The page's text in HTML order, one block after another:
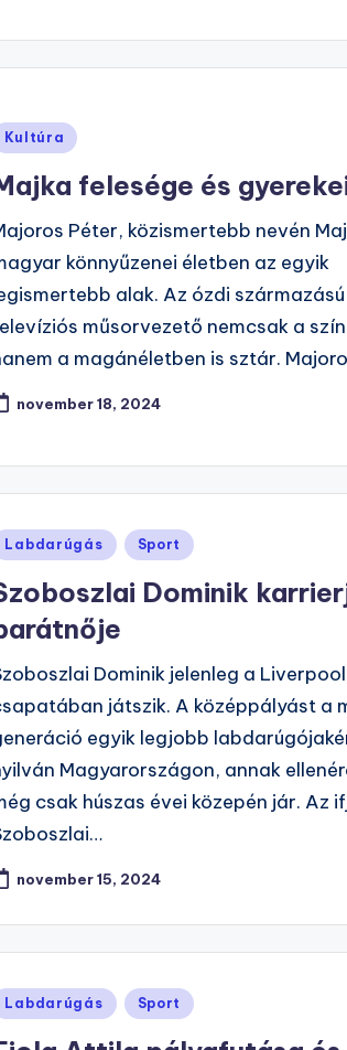
Kultúra
felesége és
Péter, közismertebb nevén
könnyűzenei életben az egyik
alak. Az ózdi
műsorvezető nemcsak a
a magánéletben is sztár.
november 18, 2024
Labdarúgás Sport
Dominik
Dominik jelenleg a Liverpool
játszik. A középpályást a
egyik legjobb
Magyarországon, annak
csak húszas évei közepén jár. Az
november 15, 2024
Labdarúgás Sport